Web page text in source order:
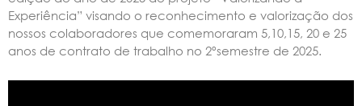
Experiência” visando o reconhecimento e valorização dos
nossos colaboradores que comemoraram 5,10,15, 20 e 25
anos de contrato de trabalho no 2ºsemestre de 2025.